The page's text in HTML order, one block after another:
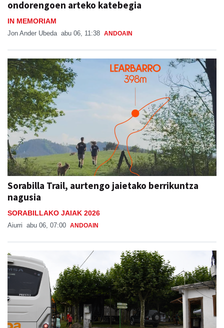
ondorengoen arteko katebegia
IN MEMORIAM
Jon Ander Ubeda abu 06, 11:38 ANDOAIN
Sorabilla Trail, aurtengo jaietako berrikuntza
nagusia
SORABILLAKO JAIAK 2026
Aiurri abu 06, 07:00 ANDOAIN